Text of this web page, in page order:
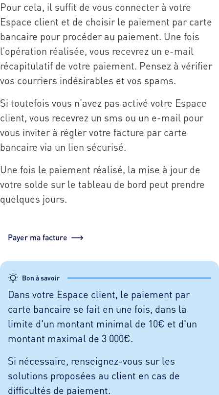
Pour cela, il suffit de vous connecter à votre
Espace client et de choisir le paiement par carte
bancaire pour procéder au paiement. Une fois
l’opération réalisée, vous recevrez un e-mail
récapitulatif de votre paiement. Pensez à vérifier
vos courriers indésirables et vos spams.
Si toutefois vous n’avez pas activé votre Espace
client, vous recevrez un sms ou un e-mail pour
vous inviter à régler votre facture par carte
bancaire via un lien sécurisé.
Une fois le paiement réalisé, la mise à jour de
votre solde sur le tableau de bord peut prendre
quelques jours.
Payer ma facture
Bon à savoir
Dans votre Espace client, le paiement par
carte bancaire se fait en une fois, dans la
limite d'un montant minimal de 10€ et d'un
montant maximal de 3 000€.
Si nécessaire, renseignez-vous sur les
solutions proposées au client en cas de
difficultés de paiement.